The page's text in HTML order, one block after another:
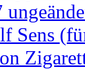
Sens